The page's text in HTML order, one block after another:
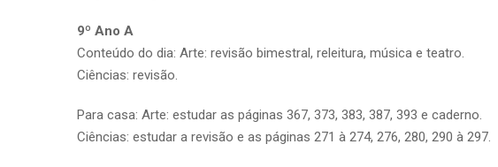
9º Ano A
Conteúdo do dia: Arte: revisão bimestral, releitura, música e teatro.
Ciências: revisão.
Para casa: Arte: estudar as páginas 367, 373, 383, 387, 393 e caderno.
Ciências: estudar a revisão e as páginas 271 à 274, 276, 280, 290 à 297.